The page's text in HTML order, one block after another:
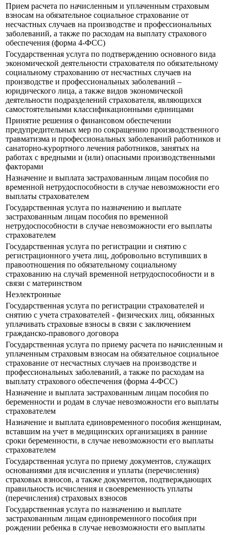
Прием расчета по начисленным и уплаченным страховым
взносам на обязательное социальное страхование от
несчастных случаев на производстве и профессиональных
заболеваний, а также по расходам на выплату страхового
обеспечения (форма 4-ФСС)
Государственная услуга по подтверждению основного вида
экономической деятельности страхователя по обязательному
социальному страхованию от несчастных случаев на
производстве и профессиональных заболеваний –
юридического лица, а также видов экономической
деятельности подразделений страхователя, являющихся
самостоятельными классификационными единицами
Принятие решения о финансовом обеспечении
предупредительных мер по сокращению производственного
травматизма и профессиональных заболеваний работников и
санаторно-курортного лечения работников, занятых на
работах с вредными и (или) опасными производственными
факторами
Назначение и выплата застрахованным лицам пособия по
временной нетрудоспособности в случае невозможности его
выплаты страхователем
Государственная услуга по назначению и выплате
застрахованным лицам пособия по временной
нетрудоспособности в случае невозможности его выплаты
страхователем
Государственная услуга по регистрации и снятию с
регистрационного учета лиц, добровольно вступивших в
правоотношения по обязательному социальному
страхованию на случай временной нетрудоспособности и в
связи с материнством
Неэлектронные
Государственная услуга по регистрации страхователей и
снятию с учета страхователей - физических лиц, обязанных
уплачивать страховые взносы в связи с заключением
гражданско-правового договора
Государственная услуга по приему расчета по начисленным и
уплаченным страховым взносам на обязательное социальное
страхование от несчастных случаев на производстве и
профессиональных заболеваний, а также по расходам на
выплату страхового обеспечения (форма 4-ФСС)
Назначение и выплата застрахованным лицам пособия по
беременности и родам в случае невозможности его выплаты
страхователем
Назначение и выплата единовременного пособия женщинам,
вставшим на учет в медицинских организациях в ранние
сроки беременности, в случае невозможности его выплаты
страхователем
Государственная услуга по приему документов, служащих
основаниями для исчисления и уплаты (перечисления)
страховых взносов, а также документов, подтверждающих
правильность исчисления и своевременность уплаты
(перечисления) страховых взносов
Государственная услуга по назначению и выплате
застрахованным лицам единовременного пособия при
рождении ребенка в случае невозможности его выплаты